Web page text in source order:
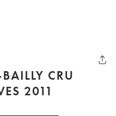
CRU
CLASSÉ DE GRAVES 2011